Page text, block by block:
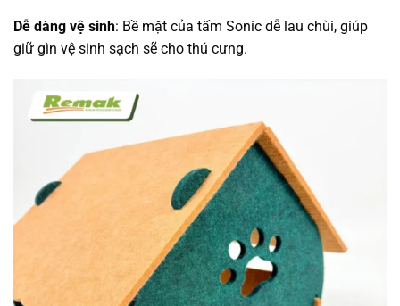
Dễ dàng vệ sinh: Bề mặt của tấm Sonic dễ lau chùi, giúp
giữ gìn vệ sinh sạch sẽ cho thú cưng.